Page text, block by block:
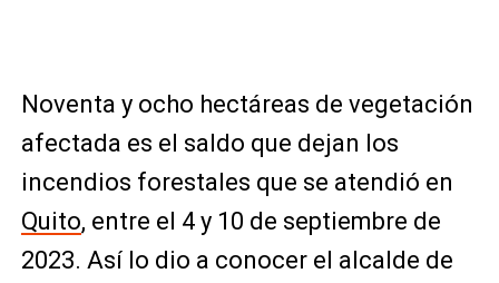
Noventa y ocho hectáreas de vegetación
afectada es el saldo que dejan los
incendios forestales que se atendió en
Quito, entre el 4 y 10 de septiembre de
2023. Así lo dio a conocer el alcalde de